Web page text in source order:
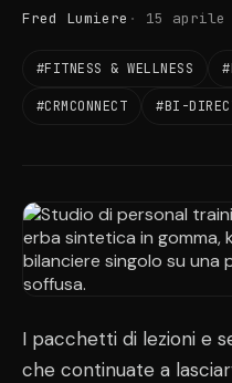
Fred Lumiere 15 aprile
#FITNESS & WELLNESS
#CRMCONNECT #BI-
I pacchetti di lezioni e
che continuate a